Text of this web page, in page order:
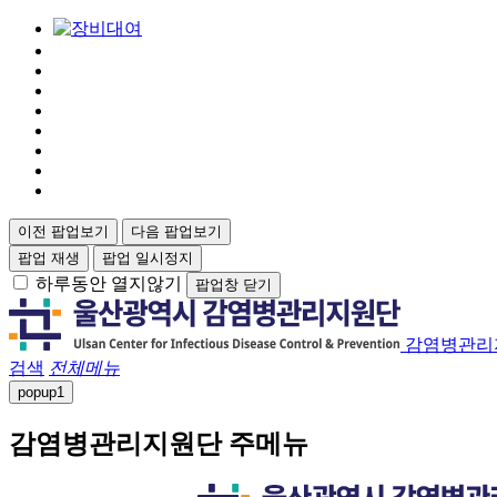
이전 팝업보기
다음 팝업보기
팝업 재생
팝업 일시정지
하루동안 열지않기 팝업창 닫기
감염병관
검색 전체메뉴
popup1
감염병관리지원단 주메뉴